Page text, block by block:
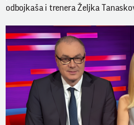
odbojkaša i trenera Željka